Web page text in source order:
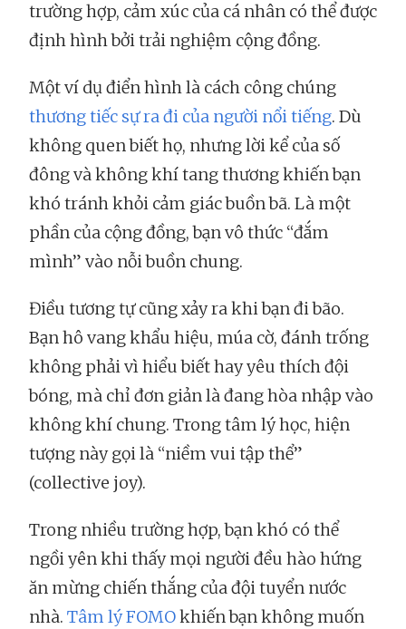
trường hợp, cảm xúc của cá nhân có thể được
định hình bởi trải nghiệm cộng đồng.
Một ví dụ điển hình là cách công chúng
thương tiếc sự ra đi của người nổi tiếng. Dù
không quen biết họ, nhưng lời kể của số
đông và không khí tang thương khiến bạn
khó tránh khỏi cảm giác buồn bã. Là một
phần của cộng đồng, bạn vô thức “đắm
mình” vào nỗi buồn chung.
Điều tương tự cũng xảy ra khi bạn đi bão.
Bạn hô vang khẩu hiệu, múa cờ, đánh trống
không phải vì hiểu biết hay yêu thích đội
bóng, mà chỉ đơn giản là đang hòa nhập vào
không khí chung. Trong tâm lý học, hiện
tượng này gọi là “niềm vui tập thể”
(collective joy).
Trong nhiều trường hợp, bạn khó có thể
ngồi yên khi thấy mọi người đều hào hứng
ăn mừng chiến thắng của đội tuyển nước
nhà. Tâm lý FOMOkhiến bạn không muốn